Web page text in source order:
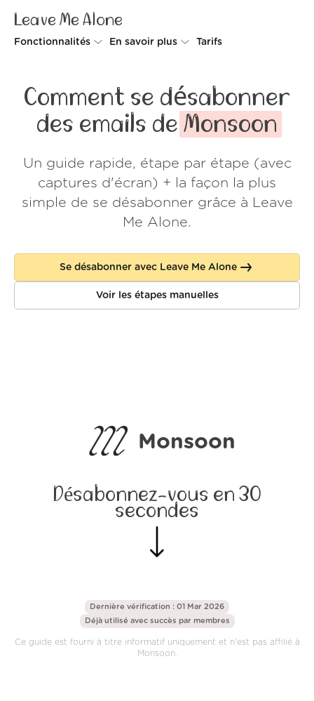
Leave Me Alone
Fonctionnalités
Spam Blocker
Ne pas déranger
En savoir plus
Comment ça fonctionne
Sécurité
Preuves d'amour
FAQ
Tarifs
Comment se désabonner
des emails de Monsoon
Un guide rapide, étape par étape (avec
captures d'écran) + la façon la plus
simple de se désabonner grâce à Leave
Me Alone.
Se désabonner avec Leave Me Alone
Voir les étapes manuelles
Monsoon
Désabonnez-vous en 30
secondes
Dernière vérification : 01 Mar 2026
Déjà utilisé avec succès par membres
Ce guide est fourni à titre informatif uniquement et n'est pas affilié à
Monsoon.